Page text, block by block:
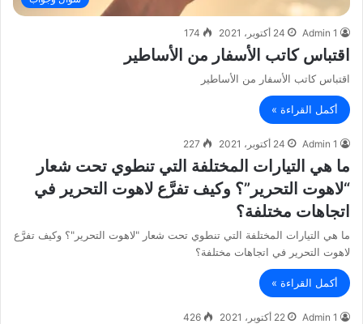
Admin 1 24 أكتوبر، 2021 174
اقتباس كاتب الأسفار من الأساطير
اقتباس كاتب الأسفار من الأساطير
أكمل القراءة »
Admin 1 24 أكتوبر، 2021 227
ما هي التيارات المختلفة التي تنطوي تحت شعار
“لاهوت التحرير”؟ وكيف تفرَّع لاهوت التحرير في
اتجاهات مختلفة؟
ما هي التيارات المختلفة التي تنطوي تحت شعار "لاهوت التحرير"؟ وكيف تفرَّع
لاهوت التحرير في اتجاهات مختلفة؟
أكمل القراءة »
Admin 1 22 أكتوبر، 2021 426